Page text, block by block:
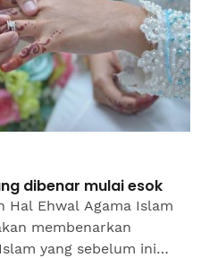
dibenar mulai esok
Hal Ehwal Agama Islam
membenarkan
yang sebelum ini